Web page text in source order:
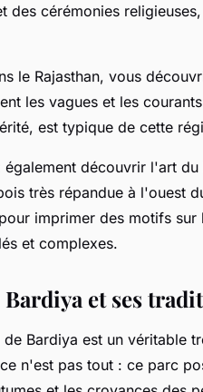
des cérémonies
le Rajasthan, vous
les vagues et les
est typique de cette
découvrir l'art
très répandue à l'ouest
imprimer des motifs sur
et complexes.
et ses
Bardiya est un véritable
n'est pas tout : ce parc